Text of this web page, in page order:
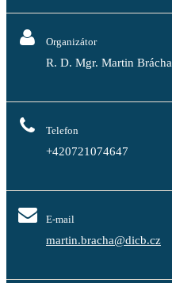
Organizátor
R. D. Mgr. Martin Brácha
Telefon
+420721074647
E-mail
martin.bracha@dicb.cz